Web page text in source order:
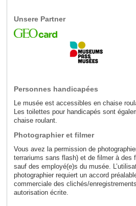
Unsere Partner
Personnes handicapées
Le musée est accessibles en chaise
Les toilettes pour handicapés sont
chaise roulant.
Photographier et filmer
Vous avez la permission de
terrariums sans flash) et de filmer à des
sauf des employé(e)s du musée.
photographier requiert un accord
commerciale des clichés/
autorisation écrite.